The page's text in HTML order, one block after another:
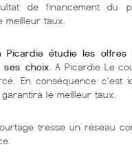
de financement du
meilleur taux.
Picardie étudie les
ses choix . A Picardie Le
En conséquence c'est
le meilleur taux.
tresse un réseau